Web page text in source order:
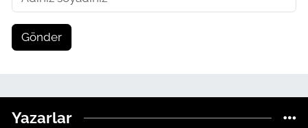
Gönder
Yazarlar